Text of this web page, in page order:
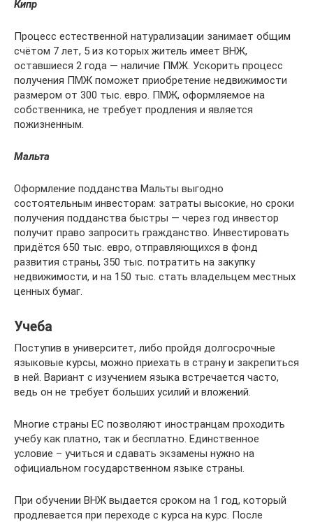
Кипр
Процесс естественной натурализации занимает общим
счётом 7 лет, 5 из которых житель имеет ВНЖ,
оставшиеся 2 года — наличие ПМЖ. Ускорить процесс
получения ПМЖ поможет приобретение недвижимости
размером от 300 тыс. евро. ПМЖ, оформляемое на
собственника, не требует продления и является
пожизненным.
Мальта
Оформление подданства Мальты выгодно
состоятельным инвесторам: затраты высокие, но сроки
получения подданства быстры — через год инвестор
получит право запросить гражданство. Инвестировать
придётся 650 тыс. евро, отправляющихся в фонд
развития страны, 350 тыс. потратить на закупку
недвижимости, и на 150 тыс. стать владельцем местных
ценных бумаг.
Учеба
Поступив в университет, либо пройдя долгосрочные
языковые курсы, можно приехать в страну и закрепиться
в ней. Вариант с изучением языка встречается часто,
ведь он не требует больших усилий и вложений.
Многие страны ЕС позволяют иностранцам проходить
учебу как платно, так и бесплатно. Единственное
условие – учиться и сдавать экзамены нужно на
официальном государственном языке страны.
При обучении ВНЖ выдается сроком на 1 год, который
продлевается при переходе с курса на курс. После